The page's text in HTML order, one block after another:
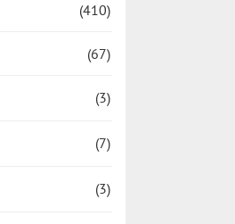
(410)
(67)
(3)
(7)
(3)